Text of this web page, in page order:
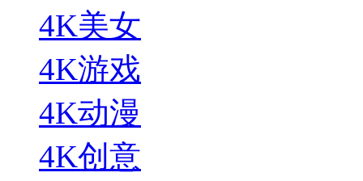
4K美女
4K游戏
4K动漫
4K创意